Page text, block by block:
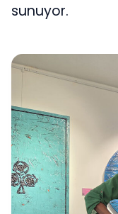
sunuyor.